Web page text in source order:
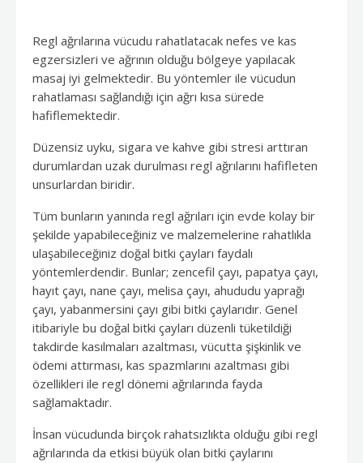
Regl ağrılarına vücudu rahatlatacak nefes ve kas
egzersizleri ve ağrının olduğu bölgeye yapılacak
masaj iyi gelmektedir. Bu yöntemler ile vücudun
rahatlaması sağlandığı için ağrı kısa sürede
hafiflemektedir.
Düzensiz uyku, sigara ve kahve gibi stresi arttıran
durumlardan uzak durulması regl ağrılarını hafifleten
unsurlardan biridir.
Tüm bunların yanında regl ağrıları için evde kolay bir
şekilde yapabileceğiniz ve malzemelerine rahatlıkla
ulaşabileceğiniz doğal bitki çayları faydalı
yöntemlerdendir. Bunlar; zencefil çayı, papatya çayı,
hayıt çayı, nane çayı, melisa çayı, ahududu yaprağı
çayı, yabanmersini çayı gibi bitki çaylarıdır. Genel
itibariyle bu doğal bitki çayları düzenli tüketildiği
takdirde kasılmaları azaltması, vücutta şişkinlik ve
ödemi attırması, kas spazmlarını azaltması gibi
özellikleri ile regl dönemi ağrılarında fayda
sağlamaktadır.
İnsan vücudunda birçok rahatsızlıkta olduğu gibi regl
ağrılarında da etkisi büyük olan bitki çaylarını